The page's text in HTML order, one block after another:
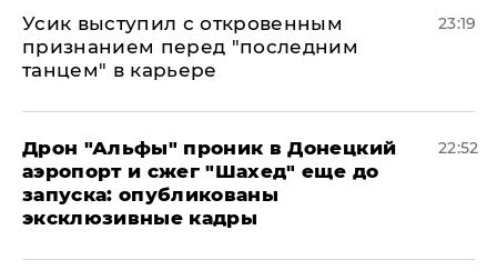
Усик выступил с откровенным
признанием перед "последним
танцем" в карьере
23:19
Дрон "Альфы" проник в Донецкий
аэропорт и сжег "Шахед" еще до
запуска: опубликованы
эксклюзивные кадры
22:52